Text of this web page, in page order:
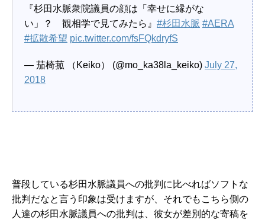
『杉田水脈衆院議員の顔は「幸せに縁がな
い」？ 観相学で見てみたら』 #杉田水脈 #AERA
#拡散希望 pic.twitter.com/fsFQkdryfS
— 茄椅菰 （Keiko） (@mo_ka38la_keiko) July 27,
2018
普段している杉田水脈議員への批判に比べればソフトな
批判だなと言う印象は受けますが、それでもこちら側の
人達の杉田水脈議員への批判は、彼女が差別的な寄稿を